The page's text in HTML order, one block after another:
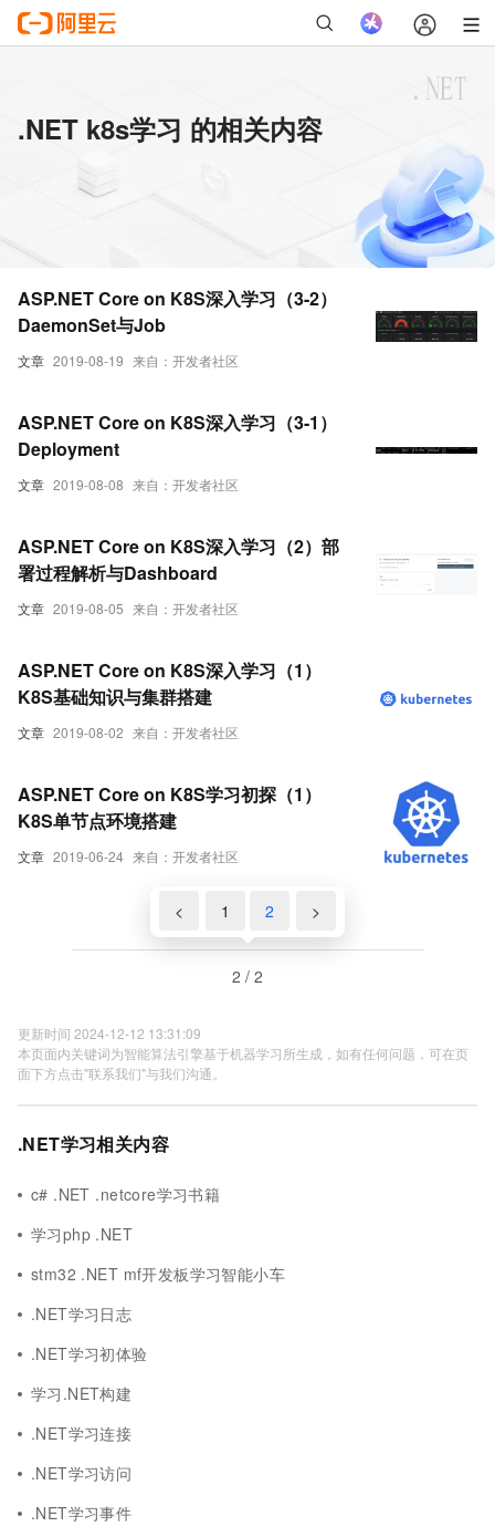
.NET k8s学习 的相关内容
文章 2019-08-19 来自：开发者社区
ASP.NET Core on K8S深入学习（3-2）
DaemonSet与Job
文章 2019-08-08 来自：开发者社区
ASP.NET Core on K8S深入学习（3-1）
Deployment
文章 2019-08-05 来自：开发者社区
ASP.NET Core on K8S深入学习（2）部
署过程解析与Dashboard
文章 2019-08-02 来自：开发者社区
ASP.NET Core on K8S深入学习（1）
K8S基础知识与集群搭建
文章 2019-06-24 来自：开发者社区
ASP.NET Core on K8S学习初探（1）
K8S单节点环境搭建
< 1 2 >
2 / 2
更新时间 2024-12-12 13:31:09
本页面内关键词为智能算法引擎基于机器学习所生成，如有任何问题，可在页
面下方点击"联系我们"与我们沟通。
.NET学习相关内容
c# .NET .netcore学习书籍
学习php .NET
stm32 .NET mf开发板学习智能小车
.NET学习日志
.NET学习初体验
学习.NET构建
.NET学习连接
.NET学习访问
.NET学习事件